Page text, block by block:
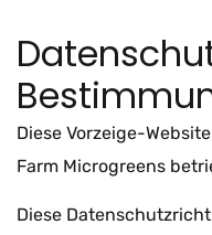
Diese Vorzeige-
Farm Microgreens
Diese